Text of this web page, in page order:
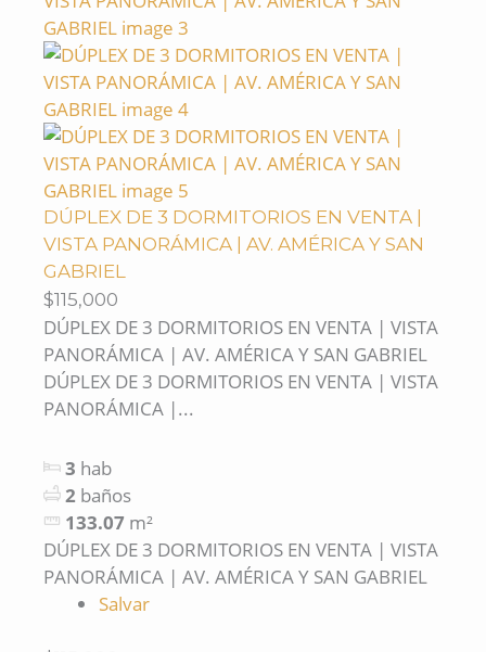
DÚPLEX DE 3 DORMITORIOS EN VENTA |
VISTA PANORÁMICA | AV. AMÉRICA Y SAN
GABRIEL
$115,000
DÚPLEX DE 3 DORMITORIOS EN VENTA | VISTA
PANORÁMICA | AV. AMÉRICA Y SAN GABRIEL
DÚPLEX DE 3 DORMITORIOS EN VENTA | VISTA
PANORÁMICA |...
3 hab
2 baños
133.07 m²
DÚPLEX DE 3 DORMITORIOS EN VENTA | VISTA
PANORÁMICA | AV. AMÉRICA Y SAN GABRIEL
Salvar